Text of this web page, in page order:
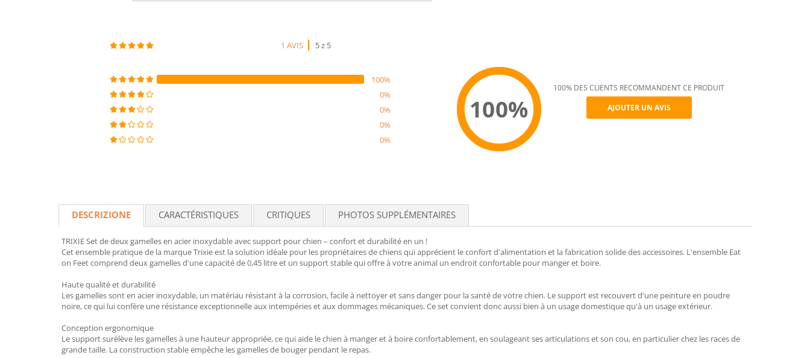
1 AVIS 5 z 5
100%
0%
0%
0%
0%
100%
Recommend
100% DES CLIENTS RECOMMANDENT CE PRODUIT
AJOUTER UN AVIS
DESCRIZIONE CARACTÉRISTIQUES CRITIQUES PHOTOS SUPPLÉMENTAIRES
TRIXIE Set de deux gamelles en acier inoxydable avec support pour chien – confort et durabilité en un !
Cet ensemble pratique de la marque Trixie est la solution idéale pour les propriétaires de chiens qui apprécient le confort d'alimentation et la fabrication solide des accessoires. L'ensemble Eat
on Feet comprend deux gamelles d'une capacité de 0,45 litre et un support stable qui offre à votre animal un endroit confortable pour manger et boire.
Haute qualité et durabilité
Les gamelles sont en acier inoxydable, un matériau résistant à la corrosion, facile à nettoyer et sans danger pour la santé de votre chien. Le support est recouvert d'une peinture en poudre
noire, ce qui lui confère une résistance exceptionnelle aux intempéries et aux dommages mécaniques. Ce set convient donc aussi bien à un usage domestique qu'à un usage extérieur.
Conception ergonomique
Le support surélève les gamelles à une hauteur appropriée, ce qui aide le chien à manger et à boire confortablement, en soulageant ses articulations et son cou, en particulier chez les races de
grande taille. La construction stable empêche les gamelles de bouger pendant le repas.